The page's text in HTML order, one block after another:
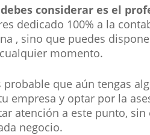
considerar es el
dedicado 100% a la
, sino que puedes
momento.
probable que aún tengas
empresa y optar por la
atención a este punto,
negocio.